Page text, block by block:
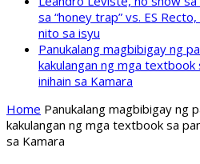
sa “honey trap” vs. ES
nito sa isyu
Panukalang magbibigay ng
kakulangan ng mga textbook
inihain sa Kamara
Home Panukalang magbibigay ng
kakulangan ng mga textbook sa
sa Kamara